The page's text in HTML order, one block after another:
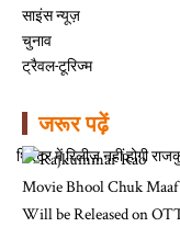
साइंस न्यूज़
चुनाव
ट्रैवल-टूरिज्म
जरूर पढ़ें
थिएटर में रिलीज़ नहीं होगी